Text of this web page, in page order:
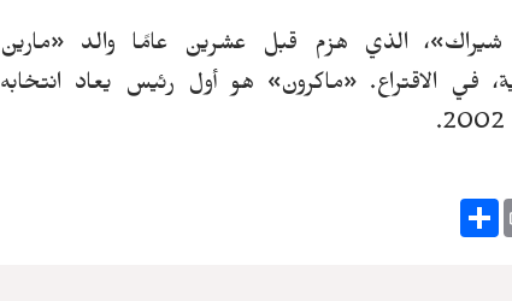
»، الذي هزم قبل عشرين عامًا والد «مارين
في الاقتراع. «ماكرون» هو أول رئيس يعاد انتخابه
S